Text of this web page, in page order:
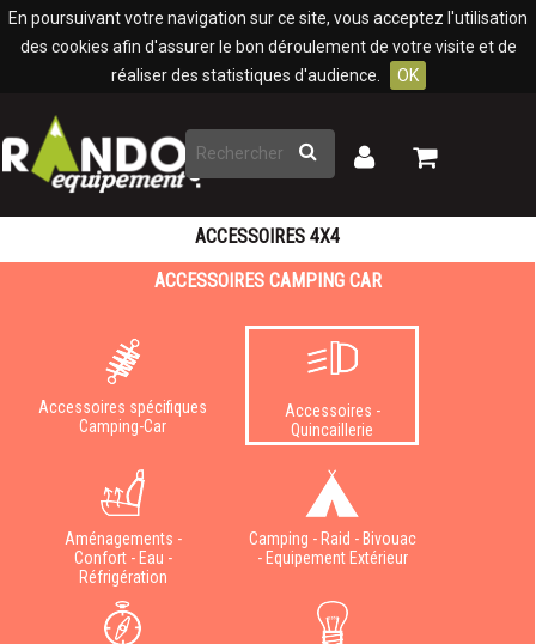
En poursuivant votre navigation sur ce site, vous acceptez l'utilisation
des cookies afin d'assurer le bon déroulement de votre visite et de
réaliser des statistiques d'audience.
OK
Rechercher
Mon
Mon
ACCESSOIRES 4X4
ACCESSOIRES CAMPING CAR
Accessoires spécifiques
Camping-Car
Accessoires -
Quincaillerie
Aménagements -
Confort - Eau -
Réfrigération
Camping - Raid - Bivouac
- Equipement Extérieur
Panneau de gestion des cookies